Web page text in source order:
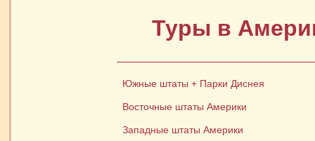
Туры в
Южные штаты + Парки Диснея
Восточные штаты Америки
Западные штаты Америки